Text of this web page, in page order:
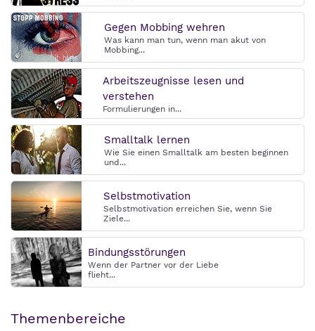
Gegen Mobbing wehren
Was kann man tun, wenn man akut von
Mobbing...
Arbeitszeugnisse lesen und
verstehen
Formulierungen in...
Smalltalk lernen
Wie Sie einen Smalltalk am besten beginnen
und...
Selbstmotivation
Selbstmotivation erreichen Sie, wenn Sie
Ziele...
Bindungsstörungen
Wenn der Partner vor der Liebe
flieht...
Themenbereiche